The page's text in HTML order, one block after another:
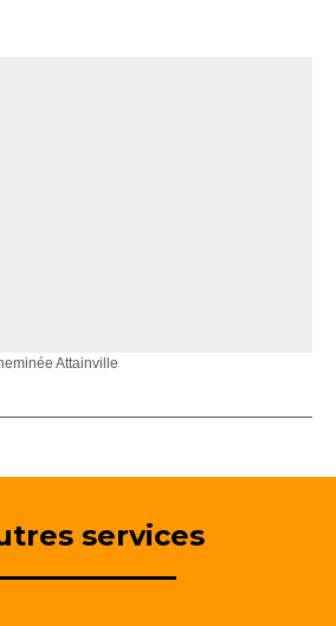
Attainville
services